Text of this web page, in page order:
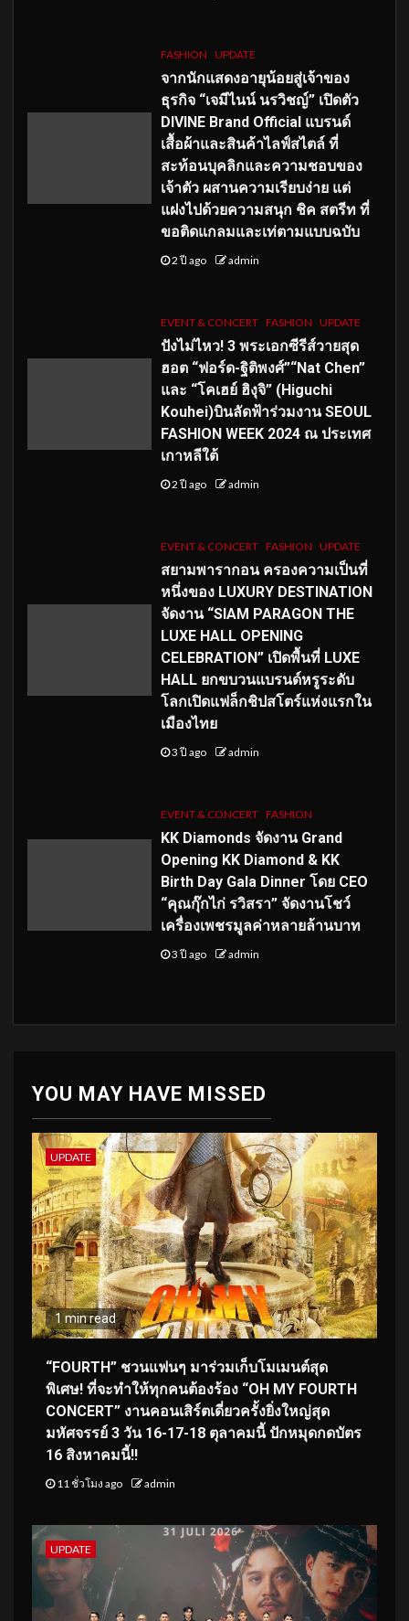
FASHION UPDATE
จากนักแสดงอายุน้อยสู่เจ้าของ
ธุรกิจ “เจมีไนน์ นรวิชญ์” เปิดตัว
DIVINE Brand Official แบรนด์
เสื้อผ้าและสินค้าไลฟ์สไตล์ ที่
สะท้อนบุคลิกและความชอบของ
เจ้าตัว ผสานความเรียบง่าย แต่
แฝงไปด้วยความสนุก ชิค สตรีท ที่
ขอติดแกลมและเท่ตามแบบฉบับ
2 ปี ago admin
EVENT & CONCERT FASHION UPDATE
ปังไม่ไหว! 3 พระเอกซีรีส์วายสุด
ฮอต “ฟอร์ด-ฐิติพงศ์”“Nat Chen”
และ “โคเฮย์ ฮิงุจิ” (Higuchi
Kouhei)บินลัดฟ้าร่วมงาน SEOUL
FASHION WEEK 2024 ณ ประเทศ
เกาหลีใต้
2 ปี ago admin
EVENT & CONCERT FASHION UPDATE
สยามพารากอน ครองความเป็นที่
หนึ่งของ LUXURY DESTINATION
จัดงาน “SIAM PARAGON THE
LUXE HALL OPENING
CELEBRATION” เปิดพื้นที่ LUXE
HALL ยกขบวนแบรนด์หรูระดับ
โลกเปิดแฟล็กชิปสโตร์แห่งแรกใน
เมืองไทย
3 ปี ago admin
EVENT & CONCERT FASHION
KK Diamonds จัดงาน Grand
Opening KK Diamond & KK
Birth Day Gala Dinner โดย CEO
“คุณกุ๊กไก่ รวิสรา” จัดงานโชว์
เครื่องเพชรมูลค่าหลายล้านบาท
3 ปี ago admin
YOU MAY HAVE MISSED
UPDATE
1 min read
“FOURTH” ชวนแฟนๆ มาร่วมเก็บโมเมนต์สุด
พิเศษ! ที่จะทำให้ทุกคนต้องร้อง “OH MY FOURTH
CONCERT” งานคอนเสิร์ตเดี่ยวครั้งยิ่งใหญ่สุด
มหัศจรรย์ 3 วัน 16-17-18 ตุลาคมนี้ ปักหมุดกดบัตร
16 สิงหาคมนี้!!
11 ชั่วโมง ago admin
UPDATE